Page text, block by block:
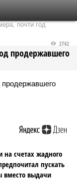
почти год
продержавшего
2742
на счетах жадного
пускать
вместо выдачи